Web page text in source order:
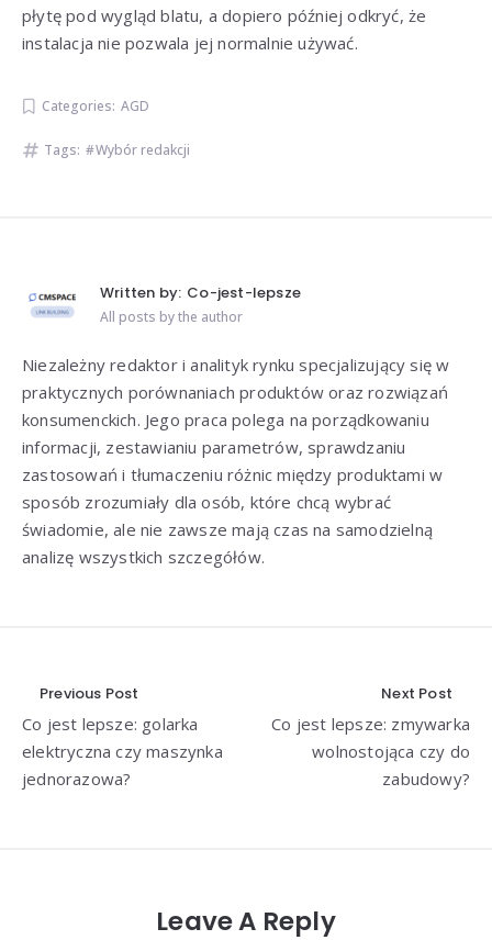
płytę pod wygląd blatu, a dopiero później odkryć, że
instalacja nie pozwala jej normalnie używać.
Categories: AGD
Tags: Wybór redakcji
Written by: Co-jest-lepsze
All posts by the author
Niezależny redaktor i analityk rynku specjalizujący się w
praktycznych porównaniach produktów oraz rozwiązań
konsumenckich. Jego praca polega na porządkowaniu
informacji, zestawianiu parametrów, sprawdzaniu
zastosowań i tłumaczeniu różnic między produktami w
sposób zrozumiały dla osób, które chcą wybrać
świadomie, ale nie zawsze mają czas na samodzielną
analizę wszystkich szczegółów.
Nawigacja
wpisu
Previous Post
Co jest lepsze: golarka
elektryczna czy maszynka
jednorazowa?
Next Post
Co jest lepsze: zmywarka
wolnostojąca czy do
zabudowy?
Leave A Reply